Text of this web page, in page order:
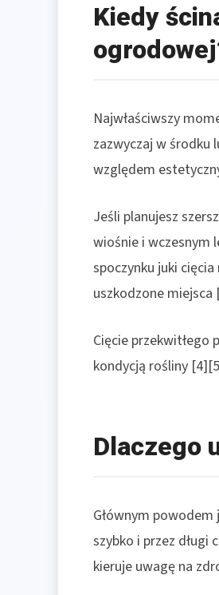
Kiedy
Najwłaściwszy
zazwyczaj w środku
względem
Jeśli planujesz
wiośnie i wczesnym
spoczynku juki
uszkodzone miejsca
Cięcie przekwitłego
kondycją rośliny
Dlaczego
Głównym
szybko i przez długi
kieruje uwagę na